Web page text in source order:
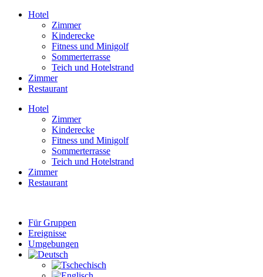
Zum
Hotel
Zimmer
Kinderecke
Fitness und Minigolf
Sommerterrasse
Teich und Hotelstrand
Zimmer
Restaurant
Hotel
Zimmer
Kinderecke
Fitness und Minigolf
Sommerterrasse
Teich und Hotelstrand
Zimmer
Restaurant
Für Gruppen
Ereignisse
Umgebungen